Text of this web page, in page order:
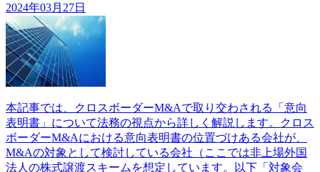
2024年03月27日
本記事では、クロスボーダーM&Aで取り交わされる「意向
表明書」について法務の視点から詳しく解説します。クロス
ボーダーM&Aにおける意向表明書の位置づけある会社が、
M&Aの対象として検討している会社（ここでは非上場外国
法人の株式譲渡スキームを想定しています。以下「対象会